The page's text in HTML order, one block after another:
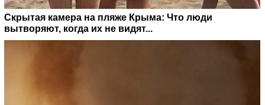
Скрытая камера на пляже Крыма: Что люди
вытворяют, когда их не видят...